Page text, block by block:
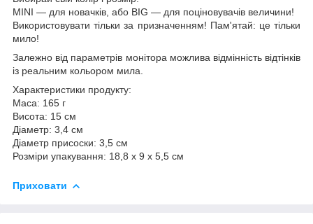
MINI — для новачків, або BIG — для поціновувачів величини!
Використовувати тільки за призначенням! Пам'ятай: це тільки
мило!
Залежно від параметрів монітора можлива відмінність відтінків
із реальним кольором мила.
Характеристики продукту:
Маса: 165 г
Висота: 15 см
Діаметр: 3,4 см
Діаметр присоски: 3,5 см
Розміри упакування: 18,8 x 9 x 5,5 см
Приховати